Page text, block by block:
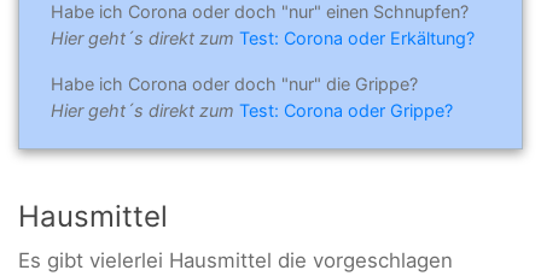
Habe ich Corona oder doch "nur" einen Schnupfen?
Hier geht´s direkt zum Test: Corona oder Erkältung?
Habe ich Corona oder doch "nur" die Grippe?
Hier geht´s direkt zum Test: Corona oder Grippe?
Hausmittel
Es gibt vielerlei Hausmittel die vorgeschlagen